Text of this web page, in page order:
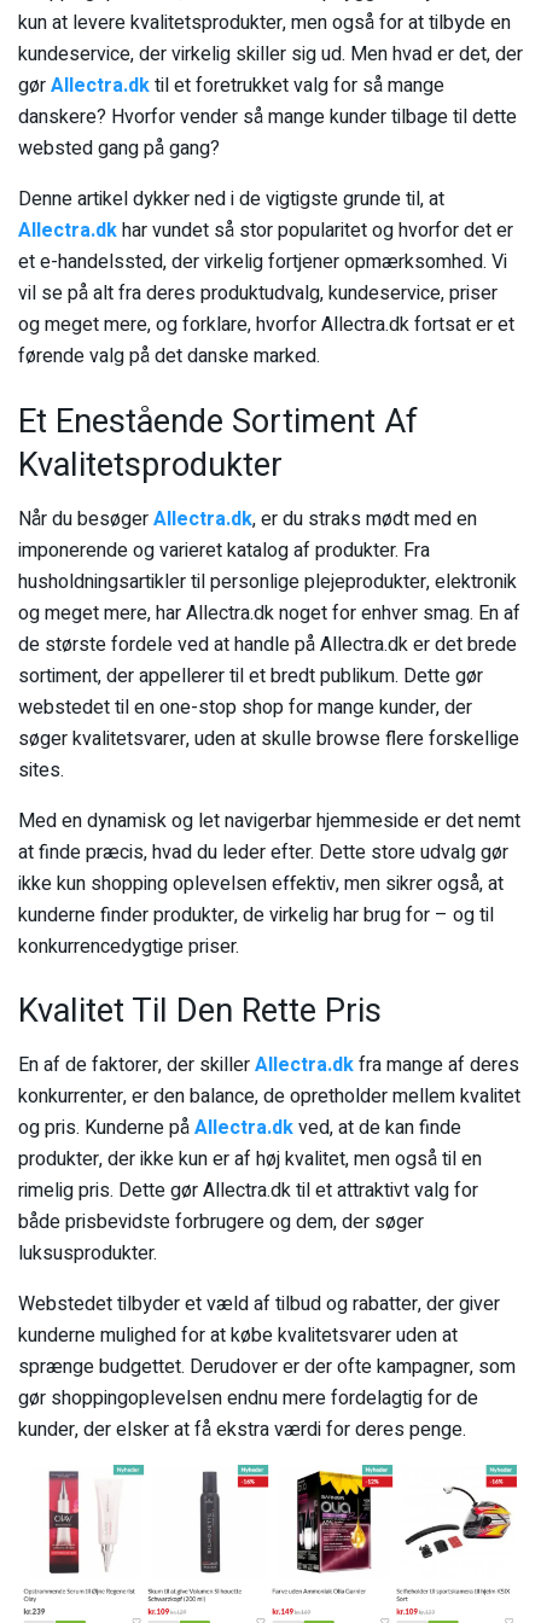
kun at levere kvalitetsprodukter, men også for at tilbyde en
kundeservice, der virkelig skiller sig ud. Men hvad er det, der
gørAllectra.dktil et foretrukket valg for så mange
danskere? Hvorfor vender så mange kunder tilbage til dette
websted gang på gang?
Denne artikel dykker ned i de vigtigste grunde til, at
Allectra.dkhar vundet så stor popularitet og hvorfor det er
et e-handelssted, der virkelig fortjener opmærksomhed. Vi
vil se på alt fra deres produktudvalg, kundeservice, priser
og meget mere, og forklare, hvorfor Allectra.dk fortsat er et
førende valg på det danske marked.
Et Enestående Sortiment Af
Kvalitetsprodukter
Når du besøgerAllectra.dk, er du straks mødt med en
imponerende og varieret katalog af produkter. Fra
husholdningsartikler til personlige plejeprodukter, elektronik
og meget mere, har Allectra.dk noget for enhver smag. En af
de største fordele ved at handle på Allectra.dk er det brede
sortiment, der appellerer til et bredt publikum. Dette gør
webstedet til en one-stop shop for mange kunder, der
søger kvalitetsvarer, uden at skulle browse flere forskellige
sites.
Med en dynamisk og let navigerbar hjemmeside er det nemt
at finde præcis, hvad du leder efter. Dette store udvalg gør
ikke kun shopping oplevelsen effektiv, men sikrer også, at
kunderne finder produkter, de virkelig har brug for – og til
konkurrencedygtige priser.
Kvalitet Til Den Rette Pris
En af de faktorer, der skillerAllectra.dkfra mange af deres
konkurrenter, er den balance, de opretholder mellem kvalitet
og pris. Kunderne påAllectra.dkved, at de kan finde
produkter, der ikke kun er af høj kvalitet, men også til en
rimelig pris. Dette gør Allectra.dk til et attraktivt valg for
både prisbevidste forbrugere og dem, der søger
luksusprodukter.
Webstedet tilbyder et væld af tilbud og rabatter, der giver
kunderne mulighed for at købe kvalitetsvarer uden at
sprænge budgettet. Derudover er der ofte kampagner, som
gør shoppingoplevelsen endnu mere fordelagtig for de
kunder, der elsker at få ekstra værdi for deres penge.